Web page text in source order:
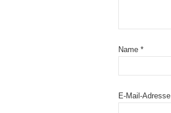
Name *
E-Mail-Adresse